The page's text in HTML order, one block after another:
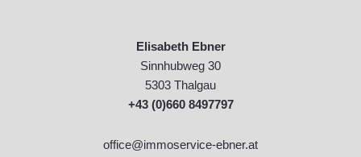
Elisabeth Ebner
Sinnhubweg 30
5303 Thalgau
+43 (0)660 8497797
office@immoservice-ebner.at